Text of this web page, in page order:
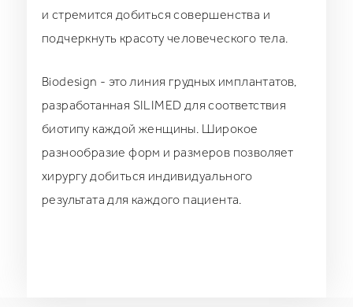
и стремится добиться совершенства и
подчеркнуть красоту человеческого тела.
Biodesign - это линия грудных имплантатов,
разработанная SILIMED для соответствия
биотипу каждой женщины. Широкое
разнообразие форм и размеров позволяет
хирургу добиться индивидуального
результата для каждого пациента.